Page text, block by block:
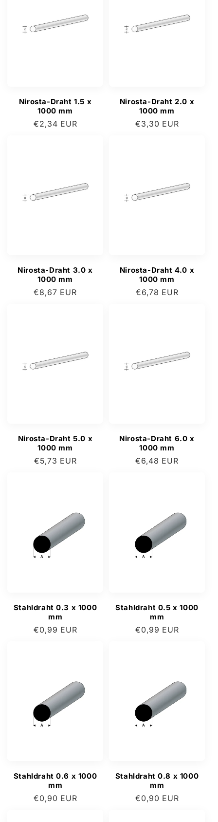
Nirosta-Draht 1.5 x
1000 mm
Normaler
€2,34 EUR
Nirosta-Draht 2.0 x
1000 mm
Normaler
€3,30 EUR
Nirosta-Draht 3.0 x
1000 mm
Normaler
€8,67 EUR
Nirosta-Draht 4.0 x
1000 mm
Normaler
€6,78 EUR
Nirosta-Draht 5.0 x
1000 mm
Normaler
€5,73 EUR
Nirosta-Draht 6.0 x
1000 mm
Normaler
€6,48 EUR
Stahldraht 0.3 x 1000
mm
Normaler
€0,99 EUR
Stahldraht 0.5 x 1000
mm
Normaler
€0,99 EUR
Stahldraht 0.6 x 1000
mm
Normaler
€0,90 EUR
Stahldraht 0.8 x 1000
mm
Normaler
€0,90 EUR